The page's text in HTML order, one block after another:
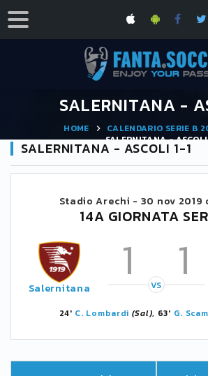
SALERNITANA -
HOME
CALENDARIO SERIE B
SALERNITANA - ASCOLI
SALERNITANA - ASCOLI 1-1
Stadio Arechi - 30 nov 2019
14A GIORNATA
Salernitana 1 1
VS
24' C. Lombardi (Sal), 63' G.